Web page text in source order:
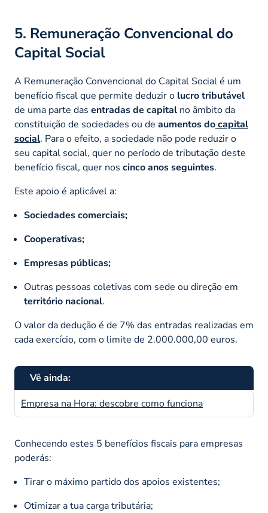
5. Remuneração Convencional do
Capital Social
A Remuneração Convencional do Capital Social é um
benefício fiscal que permite deduzir o lucro tributável
de uma parte das entradas de capital no âmbito da
constituição de sociedades ou de aumentos docapital
social. Para o efeito, a sociedade não pode reduzir o
seu capital social, quer no período de tributação deste
benefício fiscal, quer nos cinco anos seguintes.
Este apoio é aplicável a:
Sociedades comerciais;
Cooperativas;
Empresas públicas;
Outras pessoas coletivas com sede ou direção em
território nacional.
O valor da dedução é de 7% das entradas realizadas em
cada exercício, com o limite de 2.000.000,00 euros.
Vê ainda:
Empresa na Hora: descobre como funciona
Conhecendo estes 5 benefícios fiscais para empresas
poderás:
Tirar o máximo partido dos apoios existentes;
Otimizar a tua carga tributária;